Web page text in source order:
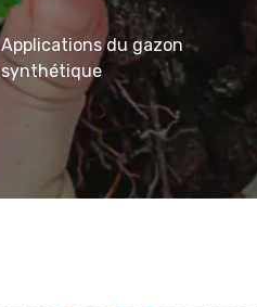
Applications du gazon
synthétique